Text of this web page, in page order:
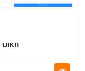
UIKIT